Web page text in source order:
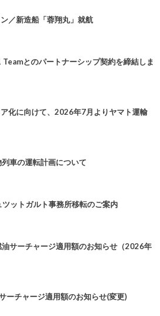
／新造船「蓉翔丸」就航
とのパートナーシップ契約を締結しま
ア化に向けて、2026年7月よりヤマト運輸
車の運転計画について
ットガルト事務所移転のご案内
サーチャージ適用額のお知らせ（2026年
チャージ適用額のお知らせ(変更)